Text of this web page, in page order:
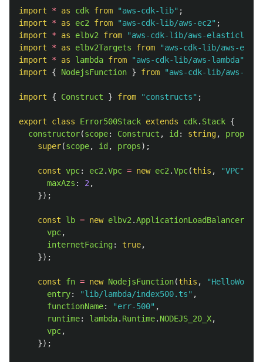
import * as cdk from "aws-cdk-lib" ;
import
* as ec2 from "aws-cdk-lib/aws-ec2" ;
import
* as elbv2 from "aws-cdk-lib/aws-
import
* as elbv2Targets from "aws-cdk-lib/aws-
import
* as lambda from "aws-cdk-lib/aws-lambda"
import
{ NodejsFunction } from "aws-cdk-lib/aws-
import { Construct } from "constructs" ;
export class Error500Stack extends cdk. Stack {
constructor(scope: Construct , id : string, props
super(scope, id , props);
const vpc: ec2 .Vpc = new ec2 .Vpc(this , "VPC"
maxAzs : 2 ,
});
const lb = new elbv2 .ApplicationLoadBalancer
vpc,
internetFacing: true,
});
const fn = new NodejsFunction(this , "
entry: "lib/lambda/index500.ts" ,
functionName: "err-500" ,
runtime: lambda. Runtime. NODEJS_20_X,
vpc,
});